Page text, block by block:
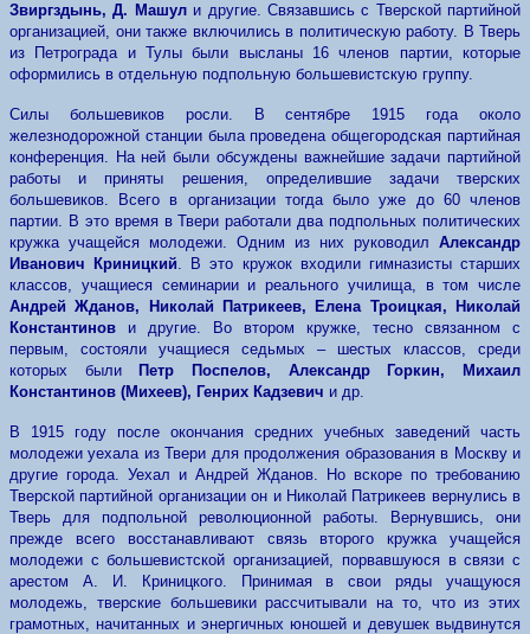
Звиргздынь, Д. Машули другие. Связавшись с Тверской партийной
организацией, они также включились в политическую работу. В Тверь
из Петрограда и Тулы были высланы 16 членов партии, которые
оформились в отдельную подпольную большевистскую группу.
Силы большевиков росли. В сентябре 1915 года около
железнодорожной станции была проведена общегородская партийная
конференция. На ней были обсуждены важнейшие задачи партийной
работы и приняты решения, определившие задачи тверских
большевиков. Всего в организации тогда было уже до 60 членов
партии. В это время в Твери работали два подпольных политических
кружка учащейся молодежи. Одним из них руководил Александр
Иванович Криницкий. В это кружок входили гимназисты старших
классов, учащиеся семинарии и реального училища, в том числе
Андрей Жданов, Николай Патрикеев, Елена Троицкая, Николай
Константинов и другие. Во втором кружке, тесно связанном с
первым, состояли учащиеся седьмых – шестых классов, среди
которых были
Петр Поспелов, Александр Горкин, Михаил
Константинов (Михеев), Генрих Кадзевич и др.
В 1915 году после окончания средних учебных заведений часть
молодежи уехала из Твери для продолжения образования в Москву и
другие города. Уехал и Андрей Жданов. Но вскоре по требованию
Тверской партийной организации он и Николай Патрикеев вернулись в
Тверь для подпольной революционной работы. Вернувшись, они
прежде всего восстанавливают связь второго кружка учащейся
молодежи с большевистской организацией, порвавшуюся в связи с
арестом А. И. Криницкого. Принимая в свои ряды учащуюся
молодежь, тверские большевики рассчитывали на то, что из этих
грамотных, начитанных и энергичных юношей и девушек выдвинутся